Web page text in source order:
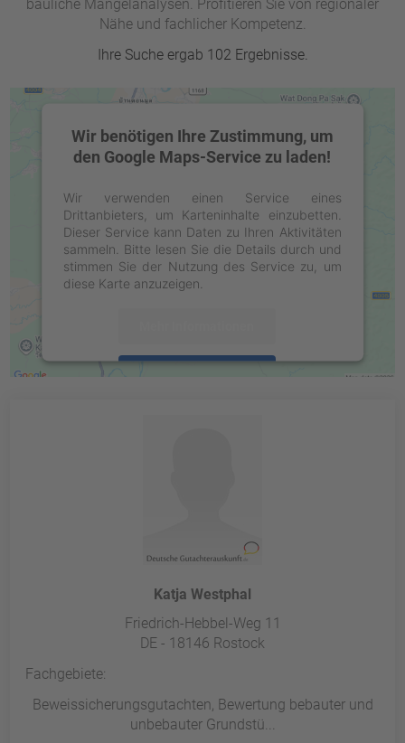
bauliche Mängelanalysen. Profitieren Sie von regionaler
Nähe und fachlicher Kompetenz.
Ihre Suche ergab 102 Ergebnisse.
Wir benötigen Ihre Zustimmung, um
den Google Maps-Service zu laden!
Wir verwenden einen Service eines
Drittanbieters, um Karteninhalte einzubetten.
Dieser Service kann Daten zu Ihren Aktivitäten
sammeln. Bitte lesen Sie die Details durch und
stimmen Sie der Nutzung des Service zu, um
diese Karte anzuzeigen.
Katja Westphal
Friedrich-Hebbel-Weg 11
DE - 18146 Rostock
Fachgebiete:
Beweissicherungsgutachten, Bewertung bebauter und
unbebauter Grundstü...